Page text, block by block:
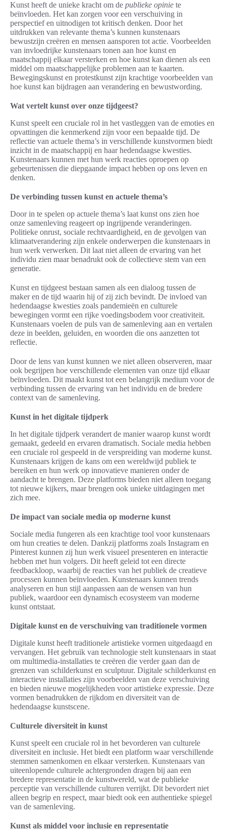
Kunst heeft de unieke kracht om de publieke opinie te
beïnvloeden. Het kan zorgen voor een verschuiving in
perspectief en uitnodigen tot kritisch denken. Door het
uitdrukken van relevante thema’s kunnen kunstenaars
bewustzijn creëren en mensen aansporen tot actie. Voorbeelden
van invloedrijke kunstenaars tonen aan hoe kunst en
maatschappij elkaar versterken en hoe kunst kan dienen als een
middel om maatschappelijke problemen aan te kaarten.
Bewegingskunst en protestkunst zijn krachtige voorbeelden van
hoe kunst kan bijdragen aan verandering en bewustwording.
Wat vertelt kunst over onze tijdgeest?
Kunst speelt een cruciale rol in het vastleggen van de emoties en
opvattingen die kenmerkend zijn voor een bepaalde tijd. De
reflectie van actuele thema’s in verschillende kunstvormen biedt
inzicht in de maatschappij en haar hedendaagse kwesties.
Kunstenaars kunnen met hun werk reacties oproepen op
gebeurtenissen die diepgaande impact hebben op ons leven en
denken.
De verbinding tussen kunst en actuele thema’s
Door in te spelen op actuele thema’s laat kunst ons zien hoe
onze samenleving reageert op ingrijpende veranderingen.
Politieke onrust, sociale rechtvaardigheid, en de gevolgen van
klimaatverandering zijn enkele onderwerpen die kunstenaars in
hun werk verwerken. Dit laat niet alleen de ervaring van het
individu zien maar benadrukt ook de collectieve stem van een
generatie.
Kunst en tijdgeest bestaan samen als een dialoog tussen de
maker en de tijd waarin hij of zij zich bevindt. De invloed van
hedendaagse kwesties zoals pandemieën en culturele
bewegingen vormt een rijke voedingsbodem voor creativiteit.
Kunstenaars voelen de puls van de samenleving aan en vertalen
deze in beelden, geluiden, en woorden die ons aanzetten tot
reflectie.
Door de lens van kunst kunnen we niet alleen observeren, maar
ook begrijpen hoe verschillende elementen van onze tijd elkaar
beïnvloeden. Dit maakt kunst tot een belangrijk medium voor de
verbinding tussen de ervaring van het individu en de bredere
context van de samenleving.
Kunst in het digitale tijdperk
In het digitale tijdperk verandert de manier waarop kunst wordt
gemaakt, gedeeld en ervaren dramatisch. Sociale media hebben
een cruciale rol gespeeld in de verspreiding van moderne kunst.
Kunstenaars krijgen de kans om een wereldwijd publiek te
bereiken en hun werk op innovatieve manieren onder de
aandacht te brengen. Deze platforms bieden niet alleen toegang
tot nieuwe kijkers, maar brengen ook unieke uitdagingen met
zich mee.
De impact van sociale media op moderne kunst
Sociale media fungeren als een krachtige tool voor kunstenaars
om hun creaties te delen. Dankzij platforms zoals Instagram en
Pinterest kunnen zij hun werk visueel presenteren en interactie
hebben met hun volgers. Dit heeft geleid tot een directe
feedbackloop, waarbij de reacties van het publiek de creatieve
processen kunnen beïnvloeden. Kunstenaars kunnen trends
analyseren en hun stijl aanpassen aan de wensen van hun
publiek, waardoor een dynamisch ecosysteem van moderne
kunst ontstaat.
Digitale kunst en de verschuiving van traditionele vormen
Digitale kunst heeft traditionele artistieke vormen uitgedaagd en
vervangen. Het gebruik van technologie stelt kunstenaars in staat
om multimedia-installaties te creëren die verder gaan dan de
grenzen van schilderkunst en sculptuur. Digitale schilderkunst en
interactieve installaties zijn voorbeelden van deze verschuiving
en bieden nieuwe mogelijkheden voor artistieke expressie. Deze
vormen benadrukken de rijkdom en diversiteit van de
hedendaagse kunstscene.
Culturele diversiteit in kunst
Kunst speelt een cruciale rol in het bevorderen van culturele
diversiteit en inclusie. Het biedt een platform waar verschillende
stemmen samenkomen en elkaar versterken. Kunstenaars van
uiteenlopende culturele achtergronden dragen bij aan een
bredere representatie in de kunstwereld, wat de publieke
perceptie van verschillende culturen verrijkt. Dit bevordert niet
alleen begrip en respect, maar biedt ook een authentieke spiegel
van de samenleving.
Kunst als middel voor inclusie en representatie